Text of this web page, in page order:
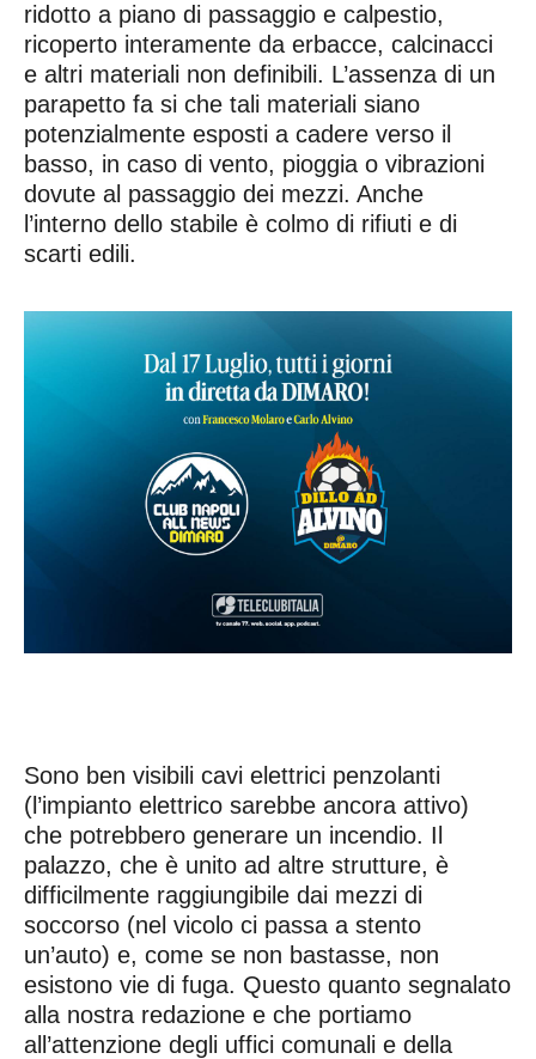
ridotto a piano di passaggio e calpestio,
ricoperto interamente da erbacce, calcinacci
e altri materiali non definibili. L’assenza di un
parapetto fa si che tali materiali siano
potenzialmente esposti a cadere verso il
basso, in caso di vento, pioggia o vibrazioni
dovute al passaggio dei mezzi. Anche
l’interno dello stabile è colmo di rifiuti e di
scarti edili.
Sono ben visibili cavi elettrici penzolanti
(l’impianto elettrico sarebbe ancora attivo)
che potrebbero generare un incendio. Il
palazzo, che è unito ad altre strutture, è
difficilmente raggiungibile dai mezzi di
soccorso (nel vicolo ci passa a stento
un’auto) e, come se non bastasse, non
esistono vie di fuga. Questo quanto segnalato
alla nostra redazione e che portiamo
all’attenzione degli uffici comunali e della